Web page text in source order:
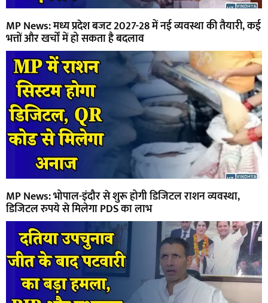
MP News: मध्य प्रदेश बजट 2027-28 में नई व्यवस्था की तैयारी, कई
भत्तों और खर्चों में हो सकता है बदलाव
MP News: भोपाल-इंदौर से शुरू होगी डिजिटल राशन व्यवस्था,
डिजिटल रुपये से मिलेगा PDS का लाभ